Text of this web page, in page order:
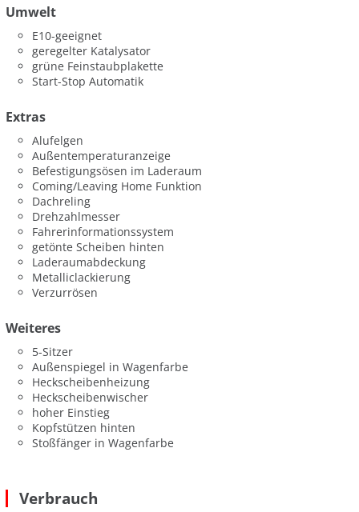
Umwelt
E10-geeignet
geregelter Katalysator
grüne Feinstaubplakette
Start-Stop Automatik
Extras
Alufelgen
Außentemperaturanzeige
Befestigungsösen im Laderaum
Coming/Leaving Home Funktion
Dachreling
Drehzahlmesser
Fahrerinformationssystem
getönte Scheiben hinten
Laderaumabdeckung
Metalliclackierung
Verzurrösen
Weiteres
5-Sitzer
Außenspiegel in Wagenfarbe
Heckscheibenheizung
Heckscheibenwischer
hoher Einstieg
Kopfstützen hinten
Stoßfänger in Wagenfarbe
Verbrauch